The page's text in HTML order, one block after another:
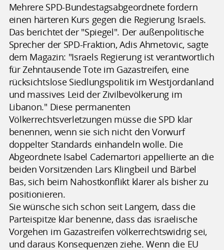
Mehrere SPD-Bundestagsabgeordnete fordern
einen härteren Kurs gegen die Regierung Israels.
Das berichtet der "Spiegel". Der außenpolitische
Sprecher der SPD-Fraktion, Adis Ahmetovic, sagte
dem Magazin: "Israels Regierung ist verantwortlich
für Zehntausende Tote im Gazastreifen, eine
rücksichtslose Siedlungspolitik im Westjordanland
und massives Leid der Zivilbevölkerung im
Libanon." Diese permanenten
Völkerrechtsverletzungen müsse die SPD klar
benennen, wenn sie sich nicht den Vorwurf
doppelter Standards einhandeln wolle. Die
Abgeordnete Isabel Cademartori appellierte an die
beiden Vorsitzenden Lars Klingbeil und Bärbel
Bas, sich beim Nahostkonflikt klarer als bisher zu
positionieren.
Sie wünsche sich schon seit Langem, dass die
Parteispitze klar benenne, dass das israelische
Vorgehen im Gazastreifen völkerrechtswidrig sei,
und daraus Konsequenzen ziehe. Wenn die EU